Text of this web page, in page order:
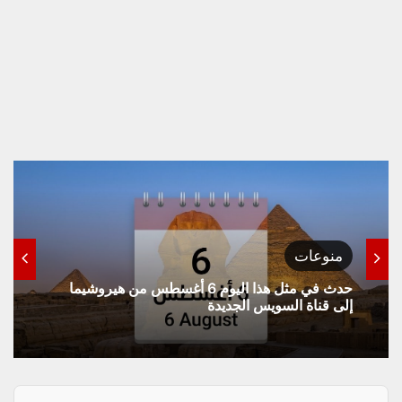
منوعات
حدث في مثل هذا اليوم 6 أغسطس من هيروشيما
إلى قناة السويس الجديدة